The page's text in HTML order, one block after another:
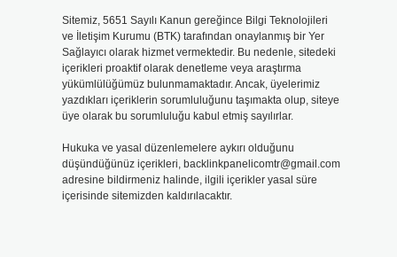
Sitemiz, 5651 Sayılı Kanun gereğince Bilgi Teknolojileri
ve İletişim Kurumu (BTK) tarafından onaylanmış bir Yer
Sağlayıcı olarak hizmet vermektedir. Bu nedenle, sitedeki
içerikleri proaktif olarak denetleme veya araştırma
yükümlülüğümüz bulunmamaktadır. Ancak, üyelerimiz
yazdıkları içeriklerin sorumluluğunu taşımakta olup, siteye
üye olarak bu sorumluluğu kabul etmiş sayılırlar.
Hukuka ve yasal düzenlemelere aykırı olduğunu
düşündüğünüz içerikleri, backlinkpanelicomtr@gmail.com
adresine bildirmeniz halinde, ilgili içerikler yasal süre
içerisinde sitemizden kaldırılacaktır.